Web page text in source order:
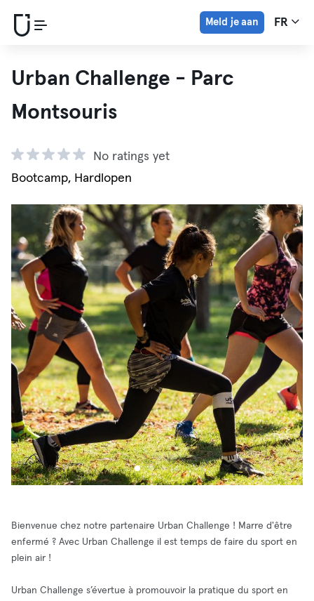
Meld je aan FR
Urban Challenge - Parc
Montsouris
No ratings yet
Bootcamp, Hardlopen
Bienvenue chez notre partenaire Urban Challenge ! Marre d'être
enfermé ? Avec Urban Challenge il est temps de faire du sport en
plein air !
Urban Challenge s’évertue à promouvoir la pratique du sport en